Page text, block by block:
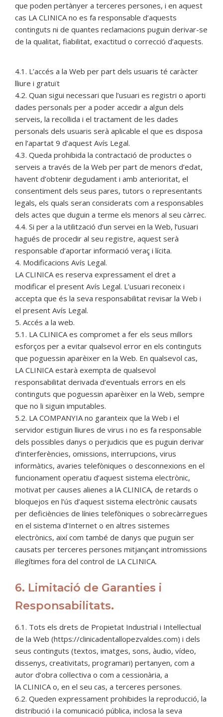
que poden pertànyer a terceres persones, i en aquest
cas LA CLINICA no es fa responsable d’aquests
continguts ni de quantes reclamacions puguin derivar-se
de la qualitat, fiabilitat, exactitud o correcció d’aquests.
4.1. L’accés a la Web per part dels usuaris té caràcter
lliure i gratuït
4.2. Quan sigui necessari que l’usuari es registri o aporti
dades personals per a poder accedir a algun dels
serveis, la recollida i el tractament de les dades
personals dels usuaris serà aplicable el que es disposa
en l’apartat 9 d’aquest Avís Legal.
4.3. Queda prohibida la contractació de productes o
serveis a través de la Web per part de menors d’edat,
havent d’obtenir degudament i amb anterioritat, el
consentiment dels seus pares, tutors o representants
legals, els quals seran considerats com a responsables
dels actes que duguin a terme els menors al seu càrrec.
4.4. Si per a la utilització d’un servei en la Web, l’usuari
hagués de procedir al seu registre, aquest serà
responsable d’aportar informació veraç i lícita.
4. Modificacions Avís Legal.
LA CLINICA es reserva expressament el dret a
modificar el present Avís Legal. L’usuari reconeix i
accepta que és la seva responsabilitat revisar la Web i
el present Avís Legal.
5. Accés a la web.
5.1. LA CLINICA es compromet a fer els seus millors
esforços per a evitar qualsevol error en els continguts
que poguessin aparèixer en la Web. En qualsevol cas,
LA CLINICA estarà exempta de qualsevol
responsabilitat derivada d’eventuals errors en els
continguts que poguessin aparèixer en la Web, sempre
que no li siguin imputables.
5.2. LA COMPANYIA no garanteix que la Web i el
servidor estiguin lliures de virus i no es fa responsable
dels possibles danys o perjudicis que es puguin derivar
d’interferències, omissions, interrupcions, virus
informàtics, avaries telefòniques o desconnexions en el
funcionament operatiu d’aquest sistema electrònic,
motivat per causes alienes a lA CLINICA, de retards o
bloquejos en l’ús d’aquest sistema electrònic causats
per deficiències de línies telefòniques o sobrecàrregues
en el sistema d’Internet o en altres sistemes
electrònics, així com també de danys que puguin ser
causats per terceres persones mitjançant intromissions
il·legítimes fora del control de LA CLINICA.
6. Limitació de Garanties i
Responsabilitats.
6.1. Tots els drets de Propietat Industrial i Intel·lectual
de la Web (https://clinicadentallopezvaldes.com) i dels
seus continguts (textos, imatges, sons, àudio, vídeo,
dissenys, creativitats, programari) pertanyen, com a
autor d’obra col·lectiva o com a cessionària, a
lA CLINICA o, en el seu cas, a terceres persones.
6.2. Queden expressament prohibides la reproducció, la
distribució i la comunicació pública, inclosa la seva